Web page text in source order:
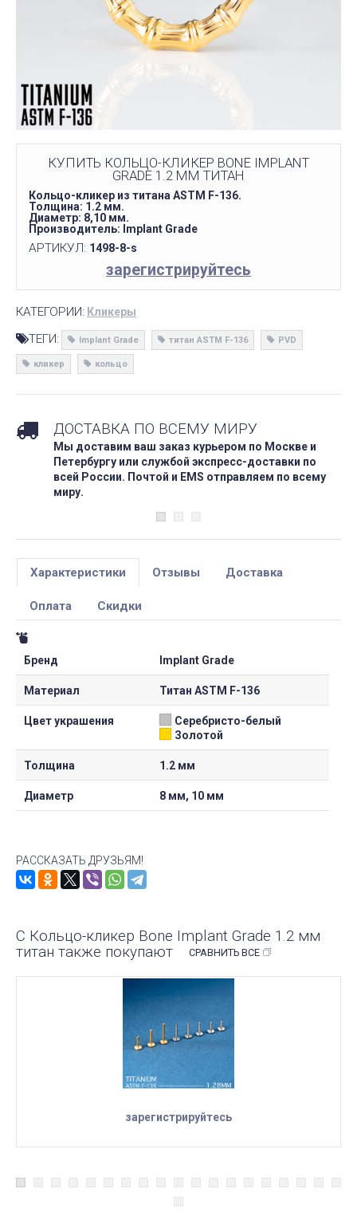
КУПИТЬ КОЛЬЦО-КЛИКЕР BONE IMPLANT
GRADE 1.2 ММ ТИТАН
Кольцо-кликер из титана ASTM F-136.
Толщина: 1.2 мм.
Диаметр: 8,10 мм.
Производитель: Implant Grade
АРТИКУЛ: 1498-8-s
зарегистрируйтесь
КАТЕГОРИИ: Кликеры
ТЕГИ: Implant Grade титан ASTM F-136 PVD
кликер кольцо
ДОСТАВКА ПО ВСЕМУ МИРУ
Мы доставим ваш заказ курьером по Москве и
Петербургу или службой экспресс-доставки по
всей России. Почтой и EMS отправляем по всему
миру.
Характеристики Отзывы Доставка
Оплата Скидки
Бренд Implant Grade
Материал Титан ASTM F-136
Цвет украшения
Серебристо-белый
Золотой
Толщина 1.2 мм
Диаметр 8 мм, 10 мм
РАССКАЗАТЬ ДРУЗЬЯМ!
С Кольцо-кликер Bone Implant Grade 1.2 мм
титан также покупают
СРАВНИТЬ ВСЕ
зарегистрируйтесь